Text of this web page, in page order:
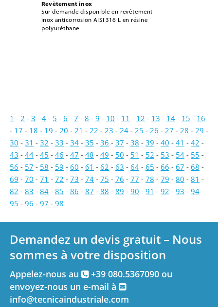
Revètement inox
Sur demande disponible en revêtement
inox anticorrosion AISI 316 L en résine
polyuréthane.
1 - 2 - 3 - 4 - 5 - 6 - 7 - 8 - 9 - 10 - 11 - 12 - 13 - 14 - 15 - 16
- 17 - 18 - 19 - 20 - 21 - 22 - 23 - 24 - 25 - 26 - 27 - 28 - 29 -
30 - 31 - 32 - 33 - 34 - 35 - 36 - 37 - 38 - 39 - 40 - 41 - 42 -
43 - 44 - 45 - 46 - 47 - 48 - 49 - 50 - 51 - 52 - 53 - 54 - 55 -
56 - 57 - 58 - 59 - 60 - 61 - 62 - 63 - 64 - 65 - 66 - 67 - 68 -
69 - 70 - 71 - 72 - 73 - 74 - 75 - 76 - 77 - 78 - 79 - 80 - 81 -
82 - 83 - 84 - 85 - 86 - 87 - 88 - 89 - 90 - 91 - 92 - 93 - 94 -
95 - 96 - 97 - 98
Demandez un devis gratuit – Nous
sommes à votre disposition
Appelez-nous au
+39 080.5367090 ou
envoyez-nous un e-mail à
info@tecnicaindustriale.com